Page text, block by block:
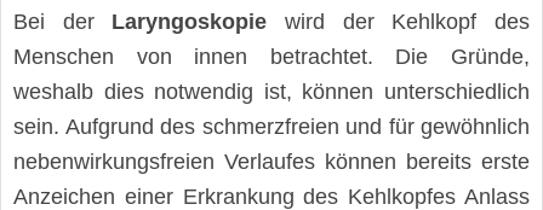
Bei der Laryngoskopie wird der Kehlkopf des
Menschen von innen betrachtet. Die Gründe,
weshalb dies notwendig ist, können unterschiedlich
sein. Aufgrund des schmerzfreien und für gewöhnlich
nebenwirkungsfreien Verlaufes können bereits erste
Anzeichen einer Erkrankung des Kehlkopfes Anlass